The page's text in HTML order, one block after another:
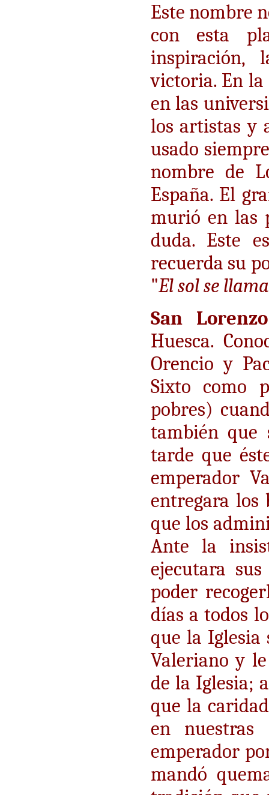
Este nombre
con esta
victoria. En la
en las
los artistas y
usado
nombre de
España. El
murió en las
duda. Este
recuerda su
"El sol se
San Lorenzo
Huesca.
Orencio y
Sixto como
pobres)
también
tarde que
emperador
entregara los
que los
Ante la
ejecutara
poder
días a todos
que la Iglesia
Valeriano y
de la Iglesia;
que la
en nuestras
emperador
mandó